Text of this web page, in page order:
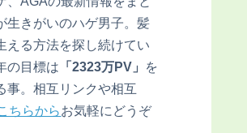
生きがいのハゲ男子。髪
える方法を探し続けてい
の目標は 「2323万PV」 を
事。相互リンクや相互
ちらからお気軽にどうぞ